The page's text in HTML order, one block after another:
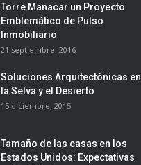
Torre Manacar un Proyecto
Emblemático de Pulso
Inmobiliario
21 septiembre, 2016
Soluciones Arquitectónicas en
la Selva y el Desierto
15 diciembre, 2015
Tamaño de las casas en los
Estados Unidos: Expectativas